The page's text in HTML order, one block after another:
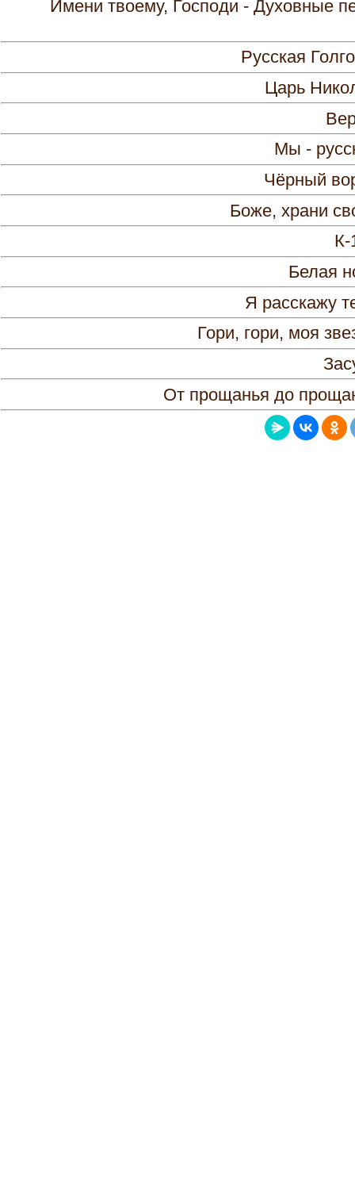
Имени твоему, Господи - Духовные
Русская
Царь
Мы -
Чёрный
Боже, храни
К-
Белая
Я расскажу
Гори, гори, моя
От прощанья до